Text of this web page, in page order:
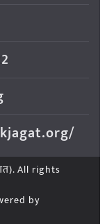
. All rights
by